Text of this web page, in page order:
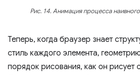
Рис. 14. Анимация процесса
Теперь, когда браузер знает
стиль каждого элемента,
порядок рисования, как он рисует